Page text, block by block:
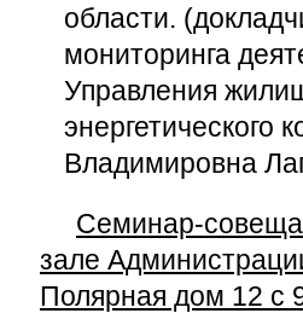
области.
мониторинга
Управления
энергетического
Владимировна
Семинар-
зале
Полярная дом 12 с